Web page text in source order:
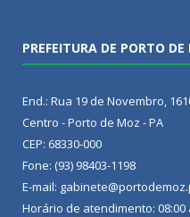
PREFEITURA DE PORTO DE
End.: Rua 19 de Novembro,
Centro - Porto de Moz - PA
CEP: 68330-000
Fone: (93) 98403-1198
E-mail:
Horário de atendimento: 08:00